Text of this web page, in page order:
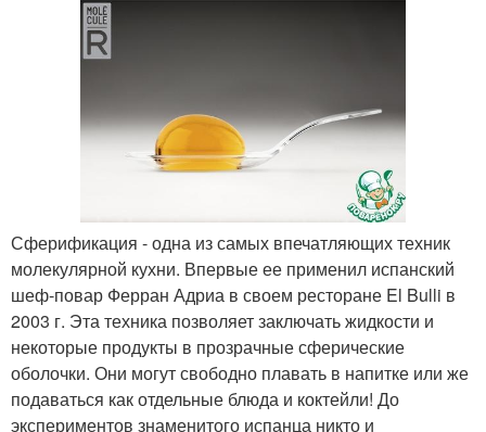
Сферификация - одна из самых впечатляющих техник
молекулярной кухни. Впервые ее применил испанский
шеф-повар Ферран Адриа в своем ресторане El Bulli в
2003 г. Эта техника позволяет заключать жидкости и
некоторые продукты в прозрачные сферические
оболочки. Они могут свободно плавать в напитке или же
подаваться как отдельные блюда и коктейли! До
экспериментов знаменитого испанца никто и